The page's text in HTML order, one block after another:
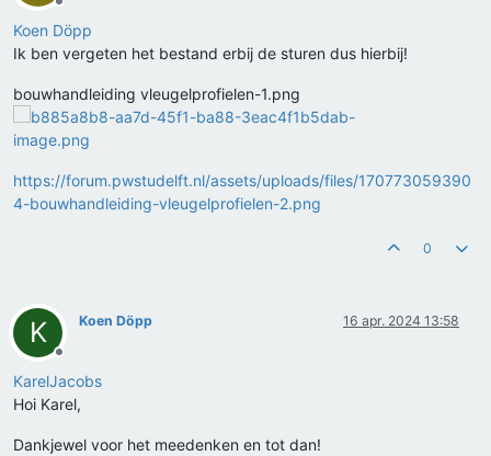
Offline
Koen Döpp
Ik ben vergeten het bestand erbij de sturen dus hierbij!
bouwhandleiding vleugelprofielen-1.png
https://forum.pwstudelft.nl/assets/uploads/files/170773059390
4-bouwhandleiding-vleugelprofielen-2.png
0
K
Offline
Koen Döpp 16 apr. 2024 13:58
KarelJacobs
Hoi Karel,
Dankjewel voor het meedenken en tot dan!